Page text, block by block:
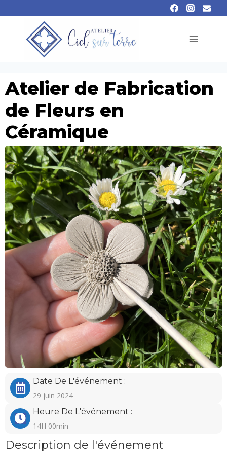
Atelier de Fabrication
de Fleurs en
Céramique
Date De L'événement :
29 juin 2024
Heure De L'événement :
14H 00min
Description de l'événement